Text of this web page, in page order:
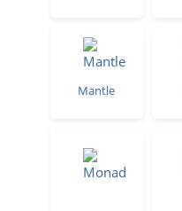
Mantle